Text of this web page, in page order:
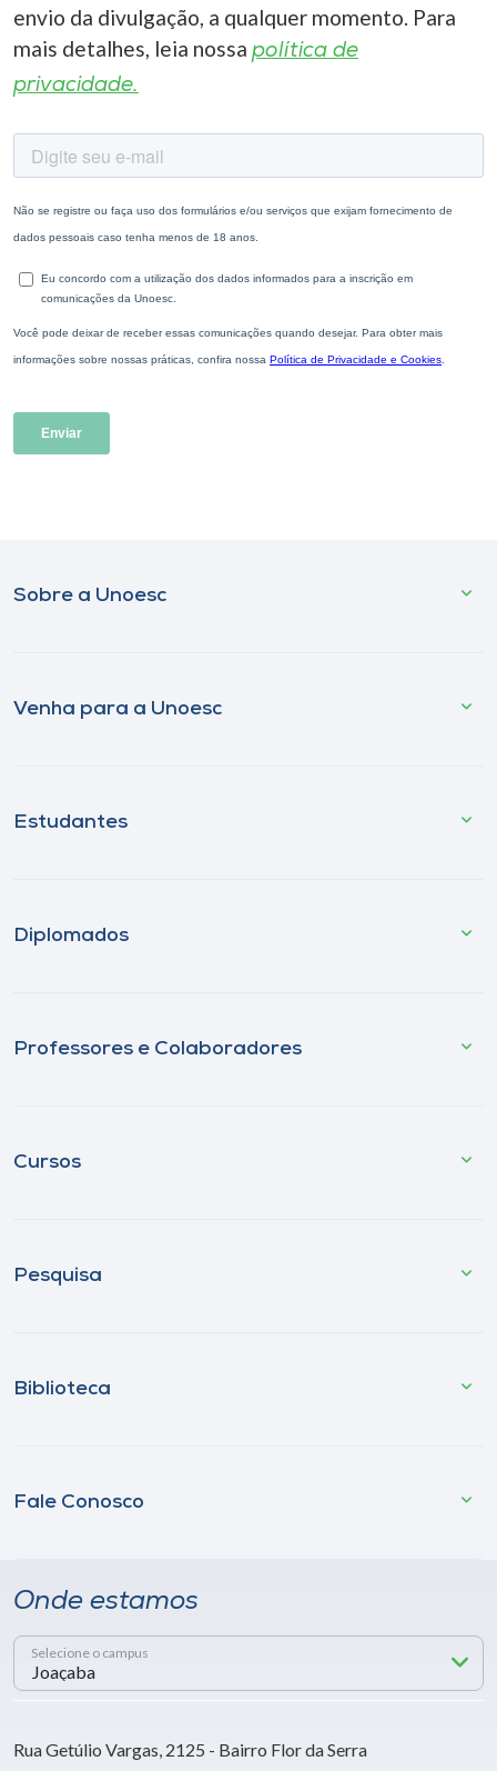
envio da divulgação, a qualquer momento. Para
mais detalhes, leia nossa política de
privacidade.
Sobre a Unoesc
Venha para a Unoesc
Estudantes
Diplomados
Professores e Colaboradores
Cursos
Pesquisa
Biblioteca
Fale Conosco
Onde estamos
Selecione o campus
Rua Getúlio Vargas, 2125 - Bairro Flor da Serra